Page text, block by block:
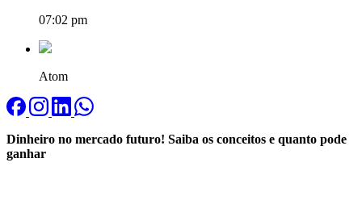
07:02 pm
Atom
Dinheiro no mercado futuro! Saiba os conceitos e quanto pode
ganhar